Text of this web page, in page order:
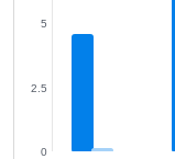
0
2.5
5
BẤT
SẢN